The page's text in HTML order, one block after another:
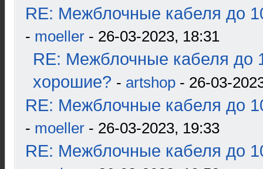
RE: Межблочные кабеля до
- moeller - 26-03-2023, 18:31
RE: Межблочные кабеля до
хорошие? - artshop - 26-03-
RE: Межблочные кабеля до
- moeller - 26-03-2023, 19:33
RE: Межблочные кабеля до